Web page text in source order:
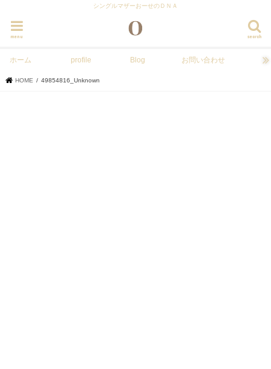
シングルマザーおーせのＤＮＡ
search
menu
ホーム profile Blog お問い合わせ
HOME 49854816_Unknown